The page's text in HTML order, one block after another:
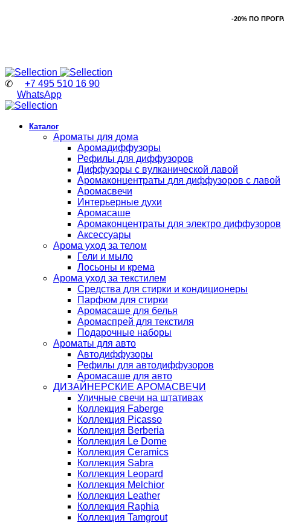
-20% ПО
✆ +7 495 510 16 90
WhatsApp
Каталог
Ароматы для дома
Аромадиффузоры
Рефилы для диффузоров
Диффузоры с вулканической лавой
Аромаконцентраты для диффузоров с лавой
Аромасвечи
Интерьерные духи
Аромасаше
Аромаконцентраты для электро диффузоров
Аксессуары
Арома уход за телом
Гели и мыло
Лосьоны и крема
Арома уход за текстилем
Средства для стирки и кондиционеры
Парфюм для стирки
Аромасаше для белья
Аромаспрей для текстиля
Подарочные наборы
Ароматы для авто
Автодиффузоры
Рефилы для автодиффузоров
Аромасаше для авто
ДИЗАЙНЕРСКИЕ АРОМАСВЕЧИ
Уличные свечи на штативах
Коллекция Faberge
Коллекция Picasso
Коллекция Berberia
Коллекция Le Dome
Коллекция Ceramics
Коллекция Sabra
Коллекция Leopard
Коллекция Melchior
Коллекция Leather
Коллекция Raphia
Коллекция Tamgrout